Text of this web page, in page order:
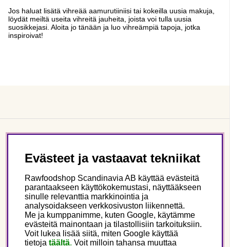
Jos haluat lisätä vihreää aamurutiiniisi tai kokeilla uusia makuja,
löydät meiltä useita vihreitä jauheita, joista voi tulla uusia
suosikkejasi. Aloita jo tänään ja luo vihreämpiä tapoja, jotka
inspiroivat!
Seuraa meitä
Tämä on Rawfoodshop
Evästeet ja vastaavat tekniikat
Rawfoodshop Scandinavia AB käyttää evästeitä
parantaakseen käyttökokemustasi, näyttääkseen
sinulle relevanttia markkinointia ja
analysoidakseen verkkosivuston liikennettä.
Me ja kumppanimme, kuten Google, käytämme
evästeitä mainontaan ja tilastollisiin tarkoituksiin.
Voit lukea lisää siitä, miten Google käyttää
tietoja täältä. Voit milloin tahansa muuttaa